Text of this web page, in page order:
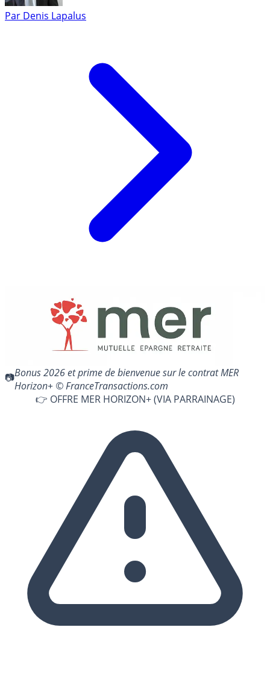
Par Denis Lapalus
Bonus 2026 et prime de bienvenue sur le contrat MER
Horizon+ © FranceTransactions.com
👉 OFFRE MER HORIZON+ (VIA PARRAINAGE)